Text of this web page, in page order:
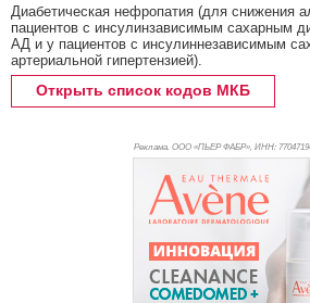
Диабетическая нефропатия (для снижения
пациентов с инсулинзависимым сахарным
АД и у пациентов с инсулиннезависимым
артериальной гипертензией).
Открыть список кодов МКБ
Реклама. ООО «ПЬЕР ФАБР», ИНН: 770